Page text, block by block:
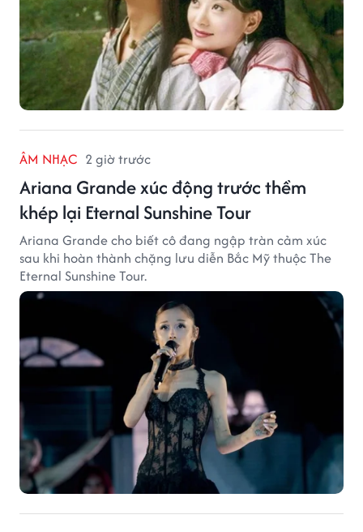
ÂM NHẠC 2 giờ trước
Ariana Grande xúc động trước thềm
khép lại Eternal Sunshine Tour
Ariana Grande cho biết cô đang ngập tràn cảm xúc
sau khi hoàn thành chặng lưu diễn Bắc Mỹ thuộc The
Eternal Sunshine Tour.